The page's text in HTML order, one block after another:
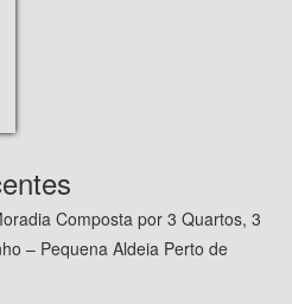
Composta por 3 Quartos, 3
– Pequena Aldeia Perto de